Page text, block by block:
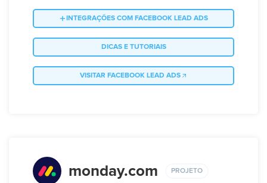
INTEGRAÇÕES COM FACEBOOK LEAD ADS
DICAS E TUTORIAIS
VISITAR FACEBOOK LEAD ADS
monday.com PROJETO